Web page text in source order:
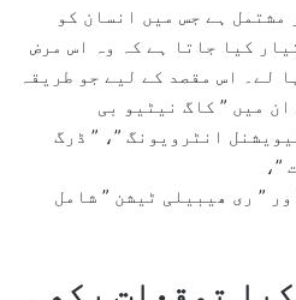
مشتمل ہے جس میں انسان کو
کیا جاتا ہے کہ وہ اس مرض
لے۔ اس مقصد کے لیے جو طریقہ
میں ” کاگ نیٹیو بی
انٹرویونگ ”، ” ڈرگ
”،
” ری ھیبیلی ٹیشن ” شامل